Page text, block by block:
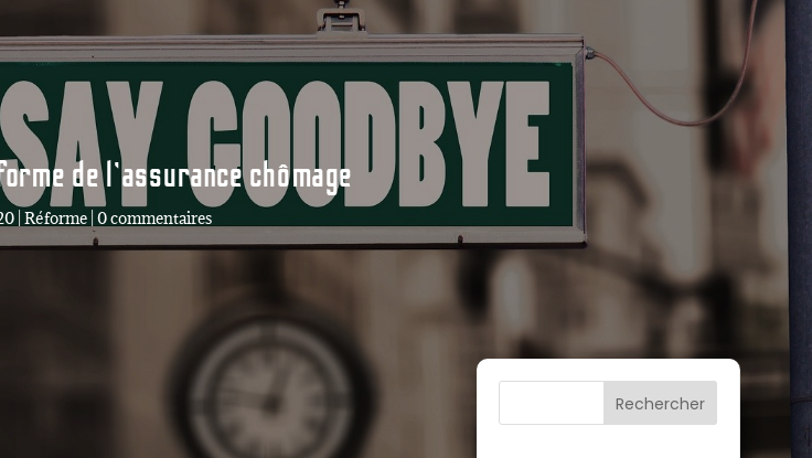
de l’assurance chômage
| Réforme| 0 commentaires